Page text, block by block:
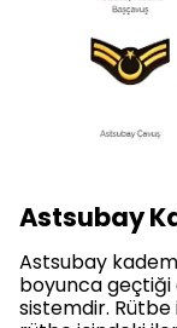
Astsubay
Astsubay
boyunca geçtiği
sistemdir. Rütbe